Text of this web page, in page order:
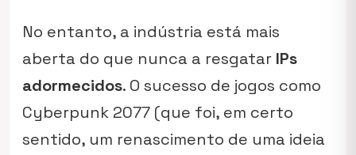
No entanto, a indústria está mais
aberta do que nunca a resgatar IPs
adormecidos. O sucesso de jogos como
Cyberpunk 2077 (que foi, em certo
sentido, um renascimento de uma ideia